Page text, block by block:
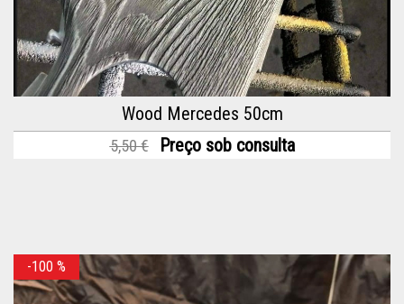
Wood Mercedes 50cm
5,50 € Preço sob consulta
-100 %